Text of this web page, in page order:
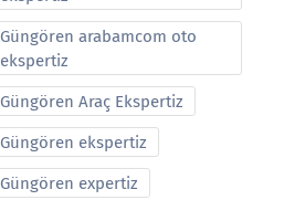
Güngören arabamcom oto
ekspertiz
Güngören Araç Ekspertiz
Güngören ekspertiz
Güngören expertiz